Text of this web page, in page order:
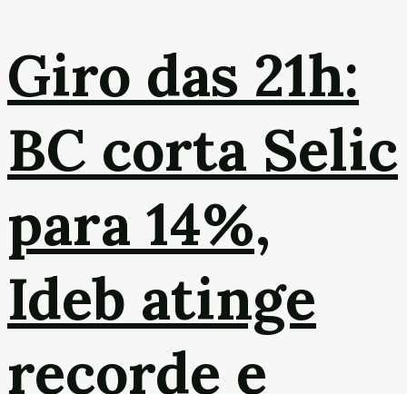
Giro das 21h:
BC corta Selic
para 14%,
Ideb atinge
recorde e